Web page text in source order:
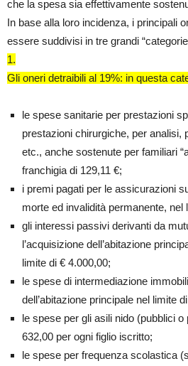
che la spesa sia effettivamente
In base alla loro incidenza, i principali
essere suddivisi in tre grandi
1.
Gli oneri detraibili al 19%: in questa
le spese sanitarie per prestazioni
prestazioni chirurgiche, per analisi,
etc., anche sostenute per familiari
franchigia di 129,11 €;
i premi pagati per le assicurazioni
morte ed invalidità permanente, nel
gli interessi passivi derivanti da
l’acquisizione dell’abitazione
limite di € 4.000,00;
le spese di intermediazione
dell’abitazione principale nel limite
le spese per gli asili nido (pubblici
632,00 per ogni figlio iscritto;
le spese per frequenza scolastica